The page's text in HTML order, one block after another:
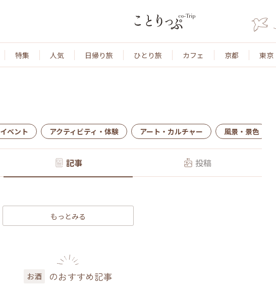
特集 人気 日帰り旅 ひとり旅 カフェ 京都 東京
イベント アクティビティ・体験 アート・カルチャー 風景・景色
記事 投稿
もっとみる
お酒 のおすすめ記事